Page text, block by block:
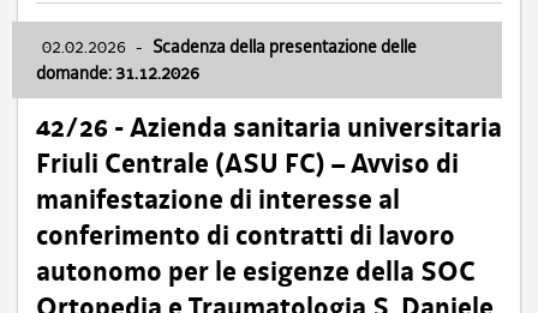
02.02.2026 - Scadenza della presentazione delle
domande: 31.12.2026
42/26 - Azienda sanitaria universitaria
Friuli Centrale (ASU FC) – Avviso di
manifestazione di interesse al
conferimento di contratti di lavoro
autonomo per le esigenze della SOC